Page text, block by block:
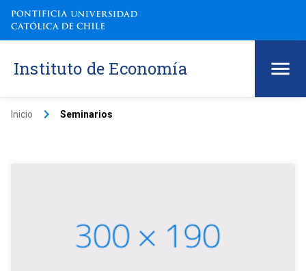
Instituto de Economía
Inicio keyboard_arrow_right Seminarios